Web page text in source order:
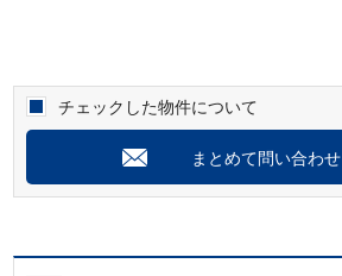
チェックした物件について
まとめて問い合わせ